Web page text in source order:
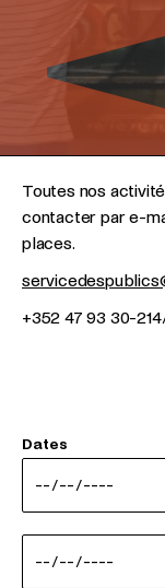
Toutes nos
contacter par e-
places.
+352 47 93 30-
Dates